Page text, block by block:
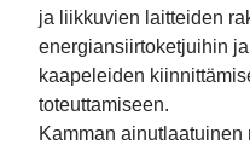
ja liikkuvien laitteiden
energiansiirtoketjuihin
kaapeleiden
toteuttamiseen.
Kamman